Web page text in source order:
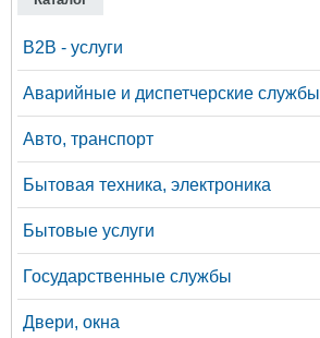
B2B - услуги
Аварийные и диспетчерские службы
Авто, транспорт
Бытовая техника, электроника
Бытовые услуги
Государственные службы
Двери, окна